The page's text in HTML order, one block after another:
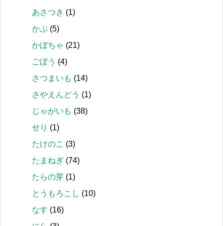
あさつき (1)
かぶ (5)
かぼちゃ (21)
ごぼう (4)
さつまいも (14)
さやえんどう (1)
じゃがいも (38)
せり (1)
たけのこ (3)
たまねぎ (74)
たらの芽 (1)
とうもろこし (10)
なす (16)